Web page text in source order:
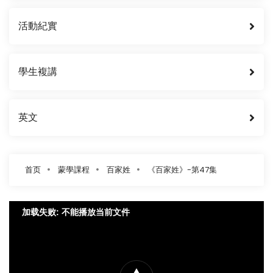
活動紀實
學生複講
英文
首页 蒙學課程 百家姓 《百家姓》-第47集
加载失败: 不能播放当前文件